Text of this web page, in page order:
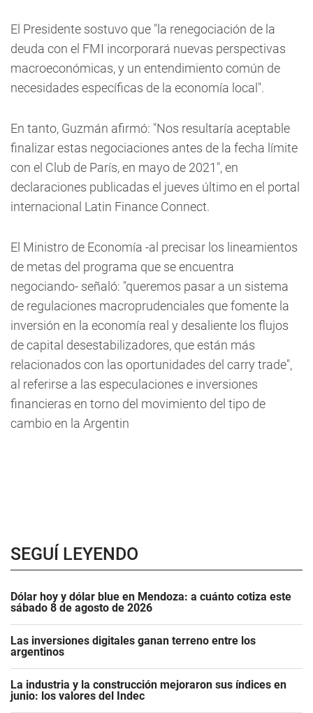
El Presidente sostuvo que "la renegociación de la
deuda con el FMI incorporará nuevas perspectivas
macroeconómicas, y un entendimiento común de
necesidades específicas de la economía local".
En tanto, Guzmán afirmó: "Nos resultaría aceptable
finalizar estas negociaciones antes de la fecha límite
con el Club de París, en mayo de 2021", en
declaraciones publicadas el jueves último en el portal
internacional Latin Finance Connect.
El Ministro de Economía -al precisar los lineamientos
de metas del programa que se encuentra
negociando- señaló: "queremos pasar a un sistema
de regulaciones macroprudenciales que fomente la
inversión en la economía real y desaliente los flujos
de capital desestabilizadores, que están más
relacionados con las oportunidades del carry trade",
al referirse a las especulaciones e inversiones
financieras en torno del movimiento del tipo de
cambio en la Argentin
SEGUÍ LEYENDO
Dólar hoy y dólar blue en Mendoza: a cuánto cotiza este
sábado 8 de agosto de 2026
Las inversiones digitales ganan terreno entre los
argentinos
La industria y la construcción mejoraron sus índices en
junio: los valores del Indec